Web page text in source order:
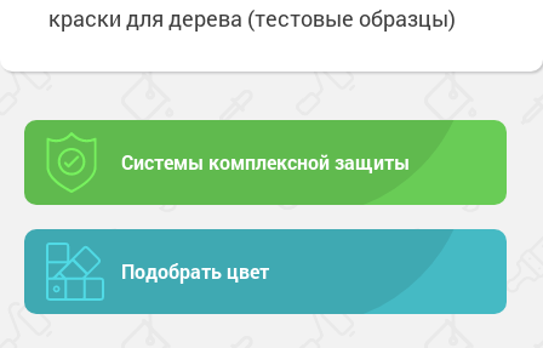
краски для дерева (тестовые образцы)
Системы комплексной защиты
Подобрать цвет